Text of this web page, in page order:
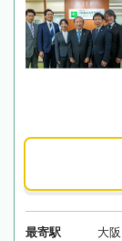
最寄駅 大